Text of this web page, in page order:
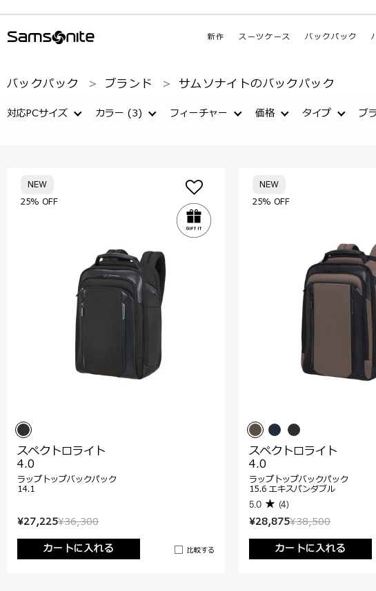
新作 スーツケース バックパック
バックパック ブランド サムソナイトのバックパック
カラー (3) フィーチャー 価格 ブ
タイプ
対応PCサイズ
¥36,300
¥27,225
カートに入れる
比較する
25% OFF
NEW
スペクトロライト
4.0
ラップトップバックパック
14.1
¥38,500
¥28,875
カートに入れる
25% OFF
NEW
スペクトロライト
4.0
ラップトップバックパック
15.6 エキスパンダブル
5.0 (4)